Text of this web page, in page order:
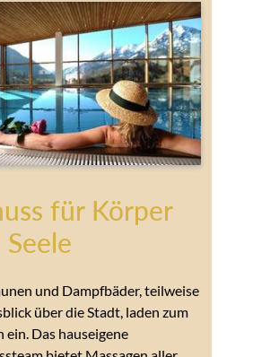
für Körper
und Dampfbäder, teilweise
über die Stadt, laden zum
ein. Das hauseigene